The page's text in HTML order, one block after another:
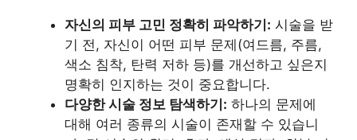
자신의 피부 고민 정확히 파악하기: 시술을 받
기 전, 자신이 어떤 피부 문제(여드름, 주름,
색소 침착, 탄력 저하 등)를 개선하고 싶은지
명확히 인지하는 것이 중요합니다.
다양한 시술 정보 탐색하기: 하나의 문제에
대해 여러 종류의 시술이 존재할 수 있습니